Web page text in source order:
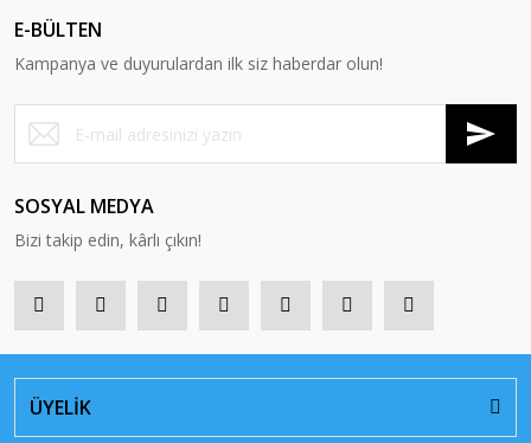
E-BÜLTEN
Kampanya ve duyurulardan ilk siz haberdar olun!
SOSYAL MEDYA
Bizi takip edin, kârlı çıkın!
ÜYELİK